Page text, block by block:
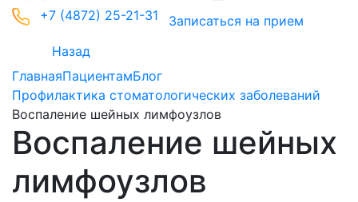
+7 (4872) 25-21-31
Записаться на прием
Назад
ГлавнаяПациентамБлог
Профилактика стоматологических заболеваний
Воспаление шейных лимфоузлов
Воспаление шейных
лимфоузлов